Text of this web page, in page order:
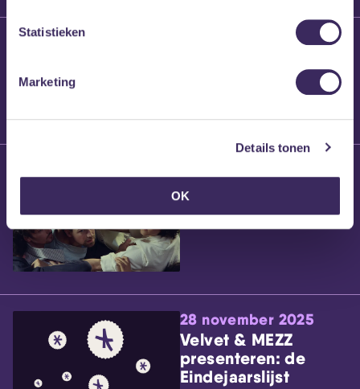
Statistieken
Marketing
Details tonen
OK
Brennt Vanneste
Willem’s Blog: Ão
28 november 2025
Velvet & MEZZ
presenteren: de
Eindejaarslijst